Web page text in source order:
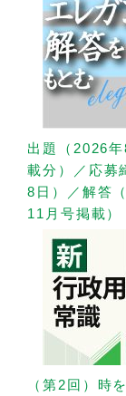
出題（2026
載分）／応募
8日）／解答
11月号掲載）
（第2回）時